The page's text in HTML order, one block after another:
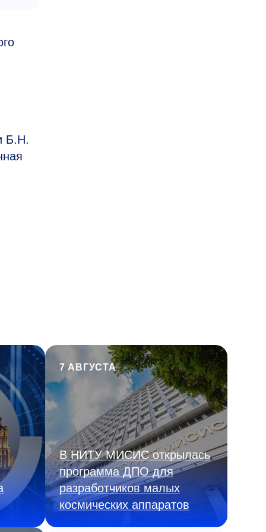
Б.Н.
7 АВГУСТА
В НИТУ МИСИС открылась
программа ДПО для
разработчиков малых
космических аппаратов